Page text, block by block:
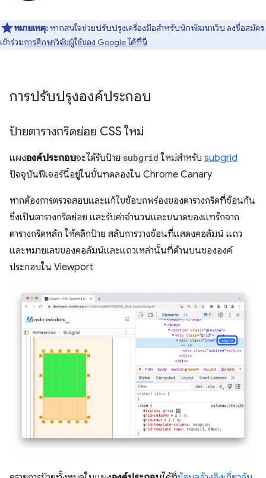
หมายเหตุ: หากสนใจช่วยปรับปรุงเครื่องมือสำหรับนักพัฒนาเว็บ ลงชื่อสมัคร
เข้าร่วมการศึกษาวิจัยผู้ใช้ของ Google ได้ที่นี่
การปรับปรุงองค์ประกอบ
ป้ายตารางกริดย่อย CSS ใหม่
แผงองค์ประกอบจะได้รับป้าย subgrid ใหม่สำหรับ subgrid
ปัจจุบันฟีเจอร์นี้อยู่ในขั้นทดลองใน Chrome Canary
หากต้องการตรวจสอบและแก้ไขข้อบกพร่องของตารางกริดที่ซ้อนกัน
ซึ่งเป็นตารางกริดย่อย และรับค่าจำนวนและขนาดของแทร็กจาก
ตารางกริดหลัก ให้คลิกป้าย สลับการวางซ้อนที่แสดงคอลัมน์ แถว
และหมายเลขของคอลัมน์และแถวเหล่านั้นที่ด้านบนขององค์
ประกอบใน Viewport